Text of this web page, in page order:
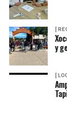
[
y
[